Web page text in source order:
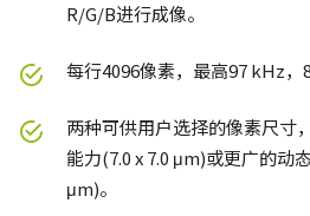
R/G/B进行成像。
每行4096像素，最高97 kHz，8
两种可供用户选择的像素尺寸
能力(7.0 x 7.0 μm)或更广的动
μm)。